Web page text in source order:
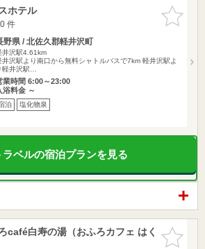
お気に入
りに追加
ホテル
件
野県 / 北佐久郡軽井沢町
井沢駅4.61km
井沢駅より南口から無料シャトルバスで7km 軽井沢駅よ
軽井沢駅…
業時間 6:00～23:00
浴料金 ～
泊 塩化物泉
ラベルの宿泊プランを見る
お気に入
りに追加
白寿の湯（おふろカフェ はく